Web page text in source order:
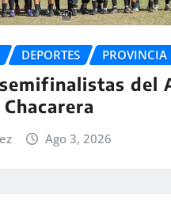
DEPORTES PROVINCIA
del
Ago 3, 2026